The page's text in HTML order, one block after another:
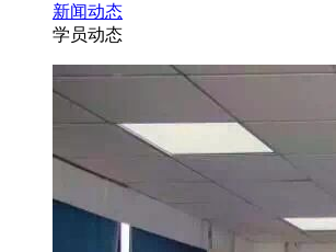
新闻动态
学员动态